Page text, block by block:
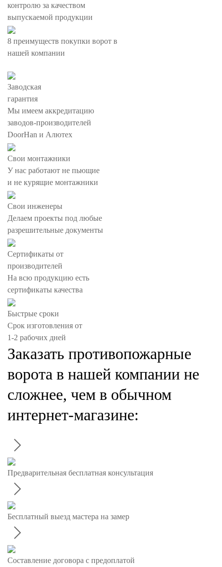
контролю за качеством
выпускаемой продукции
8 преимуществ покупки ворот в
нашей компании
Заводская
гарантия
Мы имеем аккредитацию
заводов-производителей
DoorHan и Алютех
Свои монтажники
У нас работают не пьющие
и не курящие монтажники
Свои инженеры
Делаем проекты под любые
разрешительные документы
Сертификаты от
производителей
На всю продукцию есть
сертификаты качества
Быстрые сроки
Срок изготовления от
1-2 рабочих дней
Заказать противопожарные
ворота в нашей компании не
сложнее, чем в обычном
интернет-магазине:
Предварительная бесплатная консультация
Бесплатный выезд мастера на замер
Составление договора с предоплатой